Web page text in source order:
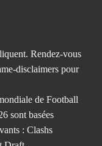
Rendez-vous
disclaimers pour
de Football
sont basées
: Clashs